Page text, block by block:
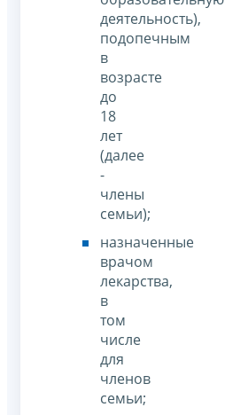
деятельность),
подопечным
в
возрасте
до
18
лет
(далее
-
члены
семьи);
назначенные
врачом
лекарства,
в
том
числе
для
членов
семьи;